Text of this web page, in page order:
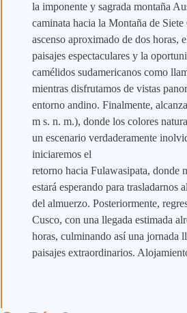
la imponente y sagrada montaña
caminata hacia la Montaña de
ascenso aproximado de dos horas,
paisajes espectaculares y la
camélidos sudamericanos como
mientras disfrutamos de vistas
entorno andino. Finalmente,
m s. n. m.), donde los colores
un escenario verdaderamente
iniciaremos el
retorno hacia Fulawasipata, donde
estará esperando para trasladarnos
del almuerzo. Posteriormente,
Cusco, con una llegada estimada
horas, culminando así una jornada
paisajes extraordinarios.